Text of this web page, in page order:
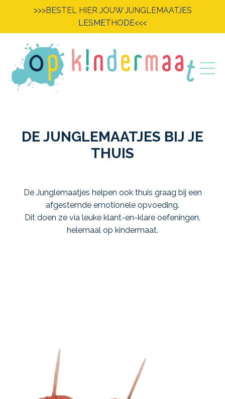
>>>BESTEL HIER JOUW JUNGLEMAATJES
LESMETHODE<<<
DE JUNGLEMAATJES BIJ JE
THUIS
De Junglemaatjes helpen ook thuis graag bij een
afgestemde emotionele opvoeding.
Dit doen ze via leuke klant-en-klare oefeningen,
helemaal op kindermaat.